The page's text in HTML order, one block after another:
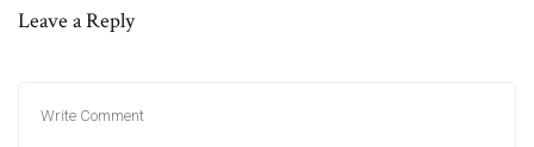
Leave a Reply